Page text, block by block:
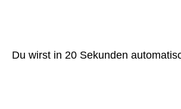
Du wirst in 20 Sekunden